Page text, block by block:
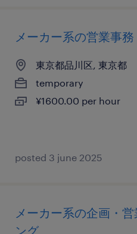
メーカー系の営業事務
東京都品川区, 東京都
temporary
¥1600.00 per hour
posted 3 june 2025
メーカー系の企画・
ング